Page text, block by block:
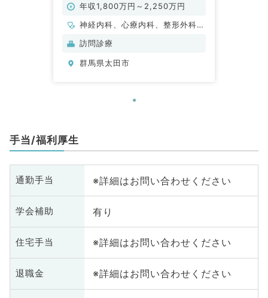
系／常勤）
年収1,800万円～2,250万円
神経内科、心療内科、整形外科、
形成外科、美容外科、脳神経外
小児外科、泌尿器科、一般内科、
科、脊髄・脊椎外科
訪問診療
群馬県太田市
手当/福利厚生
通勤手当 ※詳細はお問い合わせください
学会補助 有り
住宅手当 ※詳細はお問い合わせください
退職金 ※詳細はお問い合わせください